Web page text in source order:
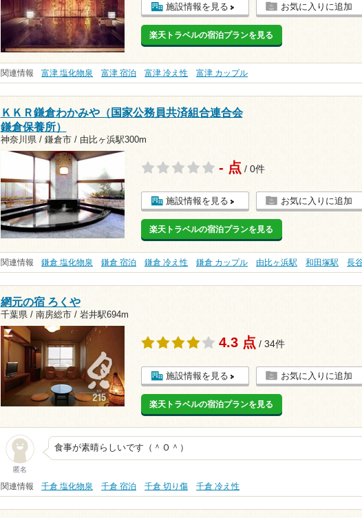
施設情報を見る お気に入りに追加
楽天トラベルの宿泊プランを見る
関連情報 富津 塩化物泉 富津 宿泊 富津 冷え性 富津 カップル
ＫＫＲ鎌倉わかみや（国家公務員共済組合連合会
鎌倉保養所）
神奈川県 / 鎌倉市 / 由比ヶ浜駅300m
- 点 / 0件
施設情報を見る お気に入りに追加
楽天トラベルの宿泊プランを見る
関連情報 鎌倉 塩化物泉 鎌倉 宿泊 鎌倉 冷え性 鎌倉 カップル 由比ヶ浜駅 和田塚駅 長
網元の宿 ろくや
千葉県 / 南房総市 / 岩井駅694m
4.3 点 / 34件
施設情報を見る お気に入りに追加
楽天トラベルの宿泊プランを見る
匿名
食事が素晴らしいです（＾Ｏ＾）
関連情報 千倉 塩化物泉 千倉 宿泊 千倉 切り傷 千倉 冷え性